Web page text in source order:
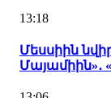
13:18
Մեսսիին
Մայամիին»․